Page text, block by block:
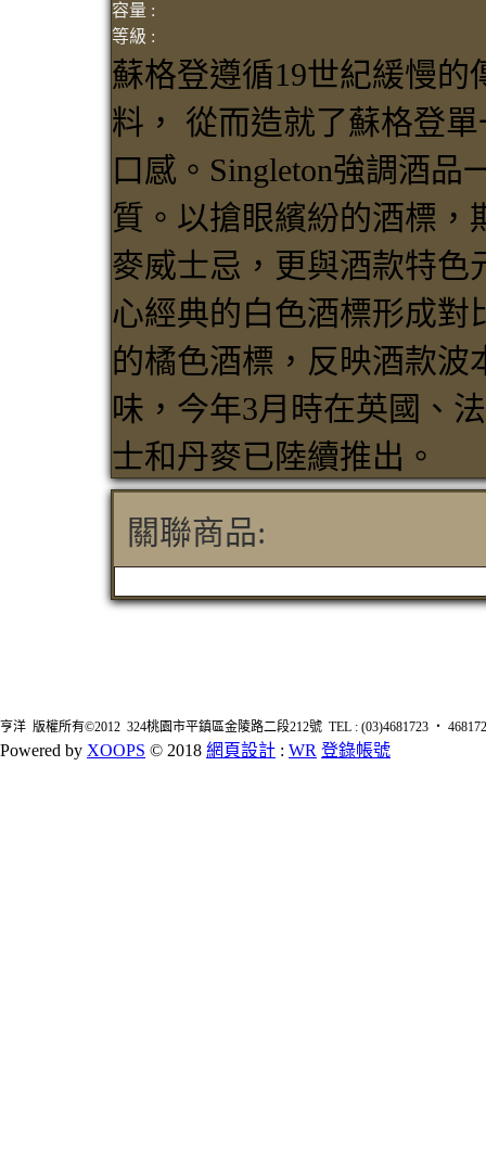
容量 :
等級 :
蘇格登遵循19世紀緩慢
料， 從而造就了蘇格登
口感。Singleton強調酒品
質。以搶眼繽紛的酒標，
麥威士忌，更與酒款特色
心經典的白色酒標形成對
的橘色酒標，反映酒款波
味，今年3月時在英國、
士和丹麥已陸續推出。
關聯商品:
亨洋 版權所有©2012 324桃園市平鎮區金陵路二段212號 TEL : (03)4681723 ‧
Powered by XOOPS © 2018 網頁設計 : WR 登錄帳號